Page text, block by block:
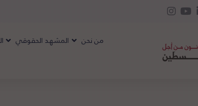
من نحن المشهد الحقوقي